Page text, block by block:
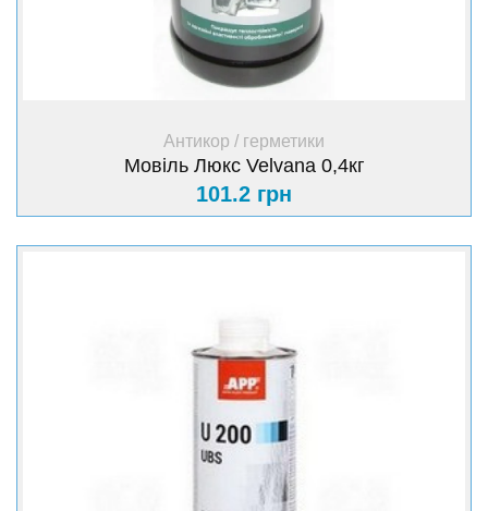
+ Купити
Антикор / герметики
Мовіль Люкс Velvana 0,4кг
101.2 грн